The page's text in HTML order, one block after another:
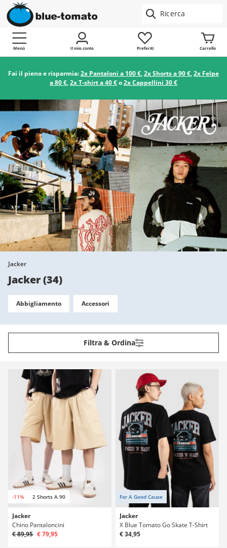
Menù Il mio conto Preferiti Carrello
Fai il pieno e risparmia:2x Pantaloni a 100 €,2x Shorts a 90 €,2x Felpe
a 80 €,2x T-shirt a 40 €o2x Cappellini 30 €
Jacker
Jacker(34)
Abbigliamento Accessori
Filtra & Ordina
-11% 2 Shorts A 90
Jacker
Chino Pantaloncini
€ 89,95 € 79,95
For A Good Cause
Jacker
X Blue Tomato Go Skate T-Shirt
€ 34,95